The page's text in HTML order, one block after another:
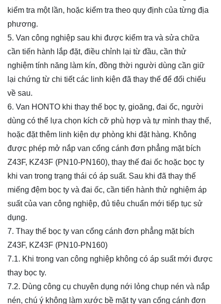
kiểm tra một lần, hoặc kiểm tra theo quy định của từng địa
phương.
5. Van công nghiệp sau khi được kiểm tra và sửa chữa
cần tiến hành lắp đặt, điều chỉnh lại từ đầu, cần thử
nghiệm tính năng làm kín, đồng thời người dùng cần giữ
lại chứng từ chi tiết các linh kiện đã thay thế để đối chiếu
về sau.
6. Van HONTO khi thay thế bọc ty, gioăng, đai ốc, người
dùng có thể lựa chọn kích cỡ phù hợp và tự mình thay thế,
hoặc đặt thêm linh kiện dự phòng khi đặt hàng. Không
được phép mở nắp van cổng cánh đơn phẳng mặt bích
Z43F, KZ43F (PN10-PN160), thay thế đai ốc hoặc bọc ty
khi van trong trạng thái có áp suất. Sau khi đã thay thế
miếng đệm bọc ty và đai ốc, cần tiến hành thử nghiệm áp
suất của van công nghiệp, đủ tiêu chuẩn mới tiếp tục sử
dụng.
7. Thay thế bọc ty van cổng cánh đơn phẳng mặt bích
Z43F, KZ43F (PN10-PN160)
7.1. Khi trong van công nghiệp không có áp suất mới được
thay bọc ty.
7.2. Dùng công cụ chuyên dụng nới lỏng chụp nén và nắp
nén, chú ý không làm xước bề mặt ty van cổng cánh đơn